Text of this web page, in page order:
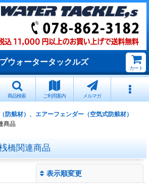
プウォータータックルズ
カート
商品検索 ご利用案内 メルマガ
防舷材）、エアーフェンダー（空気式防舷材）
商品
橋関連商品
表示順変更